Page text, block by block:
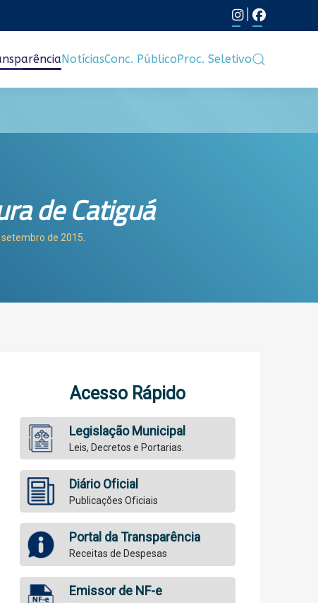
|
NotíciasConc. PúblicoProc. Seletivo
de Catiguá
setembro de 2015
Acesso Rápido
Legislação Municipal
Leis, Decretos e Portarias.
Diário Oficial
Publicações Oficiais
Portal da Transparência
Receitas de Despesas
Emissor de NF-e